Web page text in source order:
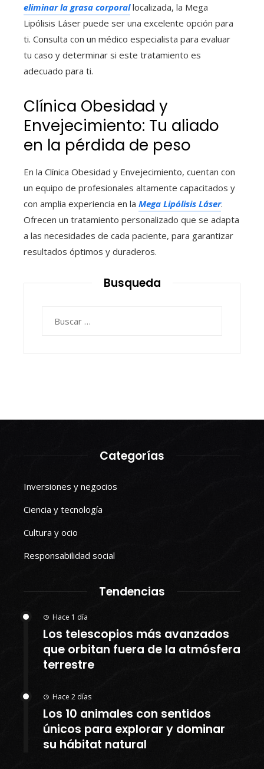
eliminar la grasa corporallocalizada, la Mega
Lipólisis Láser puede ser una excelente opción para
ti. Consulta con un médico especialista para evaluar
tu caso y determinar si este tratamiento es
adecuado para ti.
Clínica Obesidad y
Envejecimiento: Tu aliado
en la pérdida de peso
En la Clínica Obesidad y Envejecimiento, cuentan con
un equipo de profesionales altamente capacitados y
con amplia experiencia en la Mega Lipólisis Láser.
Ofrecen un tratamiento personalizado que se adapta
a las necesidades de cada paciente, para garantizar
resultados óptimos y duraderos.
Busqueda
Categorías
Inversiones y negocios
Ciencia y tecnología
Cultura y ocio
Responsabilidad social
Tendencias
Hace 1 día
Los telescopios más avanzados
que orbitan fuera de la atmósfera
terrestre
Hace 2 días
Los 10 animales con sentidos
únicos para explorar y dominar
su hábitat natural